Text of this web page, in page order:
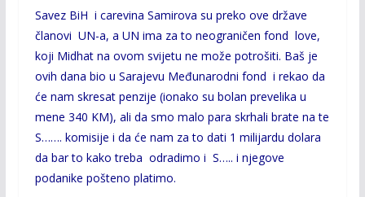
Savez BiH i carevina Samirova su preko ove države
članovi UN-a, a UN ima za to neograničen fond love,
koji Midhat na ovom svijetu ne može potrošiti. Baš je
ovih dana bio u Sarajevu Međunarodni fond i rekao da
će nam skresat penzije (ionako su bolan prevelika u
mene 340 KM), ali da smo malo para skrhali brate na te
S……. komisije i da će nam za to dati 1 milijardu dolara
da bar to kako treba odradimo i S….. i njegove
podanike pošteno platimo.